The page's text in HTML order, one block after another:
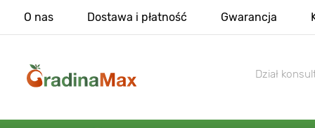
O nas Dostawa i płatność Gwarancja
Dział